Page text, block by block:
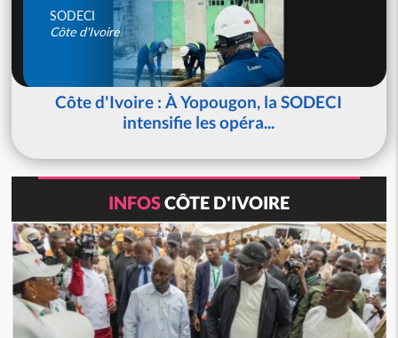
SODECI
Côte d'Ivoire
Côte d'Ivoire : À Yopougon, la SODECI
intensifie les opéra...
INFOSCÔTE D'IVOIRE